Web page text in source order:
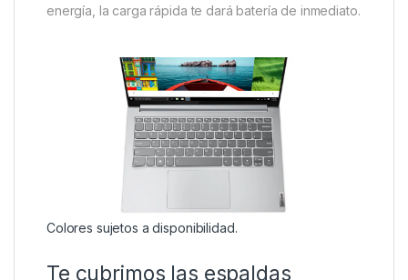
energía, la carga rápida te dará batería de inmediato.
Colores sujetos a disponibilidad.
Te cubrimos las espaldas